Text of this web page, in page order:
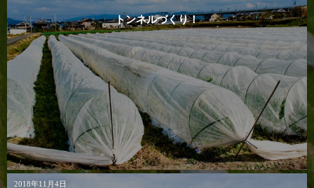
トンネルづくり！
2018年11月4日